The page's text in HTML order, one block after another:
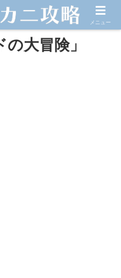
大冒険」
メニュー